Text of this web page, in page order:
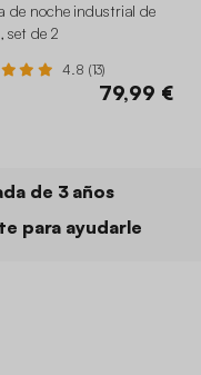
de noche industrial de
set de 2
4.8 (13)
79,99 €
de 3 años
para ayudarle